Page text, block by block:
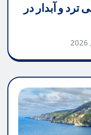
و آبدار در